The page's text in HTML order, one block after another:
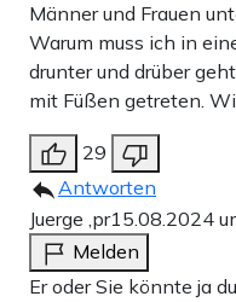
Männer und Frauen
Warum muss ich in
drunter und drüber
mit Füßen getreten.
29
Antworten
Juerge ,pr15.08.2024
Melden
Er oder Sie könnte ja